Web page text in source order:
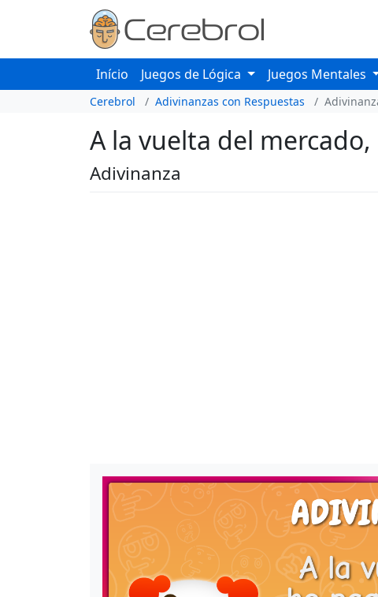
Início Juegos de Lógica Juegos Mentales
Cerebrol Adivinanzas con Respuestas
A la vuelta del
Adivinanza